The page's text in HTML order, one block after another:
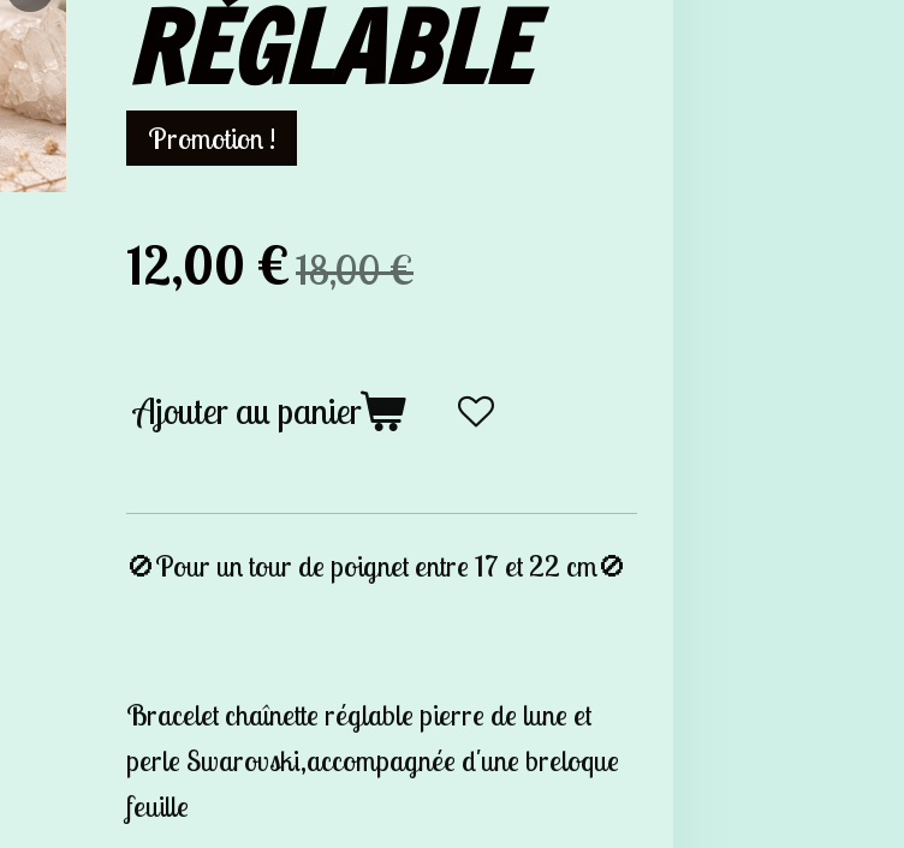
RÉGLABLE
Promotion !
12,00 €18,00 €
Ajouter au panier
🚫Pour un tour de poignet entre 17 et 22 cm🚫
Bracelet chaînette réglable pierre de lune et
perle Swarovski,accompagnée d'une breloque
feuille